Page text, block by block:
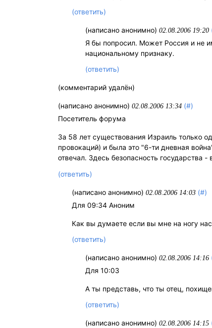
(ответить)
(написано анонимно)02.08.2006 19:20
Я бы попросил. Может Россия и не
национальному признаку.
(ответить)
(комментарий удалён)
(написано анонимно) 02.08.2006 13:34 (#)
Посетитель форума
За 58 лет существования Израиль только
провокаций) и была это "6-ти дневная
отвечал. Здесь безопасность государства
(ответить)
(написано анонимно)02.08.2006 14:03 (#)
Для 09:34 Аноним
Как вы думаете если вы мне на ногу
(ответить)
(написано анонимно)02.08.2006 14:16
Для 10:03
А ты представь, что ты отец,
(ответить)
(написано анонимно)02.08.2006 14:15